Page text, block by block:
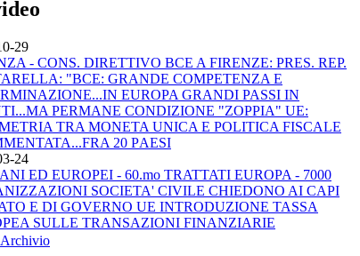
29
- CONS. DIRETTIVO BCE A FIRENZE: PRES. REP.
"BCE: GRANDE COMPETENZA E
EUROPA GRANDI PASSI IN
PERMANE CONDIZIONE "ZOPPIA" UE:
TRA MONETA UNICA E POLITICA FISCALE
20 PAESI
24
ED EUROPEI - 60.mo TRATTATI EUROPA - 7000
SOCIETA' CIVILE CHIEDONO AI CAPI
E DI GOVERNO UE INTRODUZIONE TASSA
SULLE TRANSAZIONI FINANZIARIE
Archivio